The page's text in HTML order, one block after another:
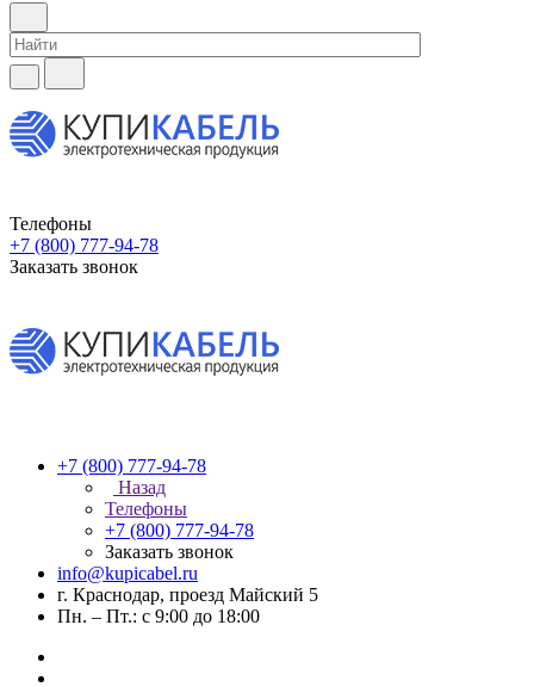
Телефоны
+7 (800) 777-94-78
Заказать звонок
+7 (800) 777-94-78
Назад
Телефоны
+7 (800) 777-94-78
Заказать звонок
info@kupicabel.ru
г. Краснодар, проезд Майский 5
Пн. – Пт.: с 9:00 до 18:00